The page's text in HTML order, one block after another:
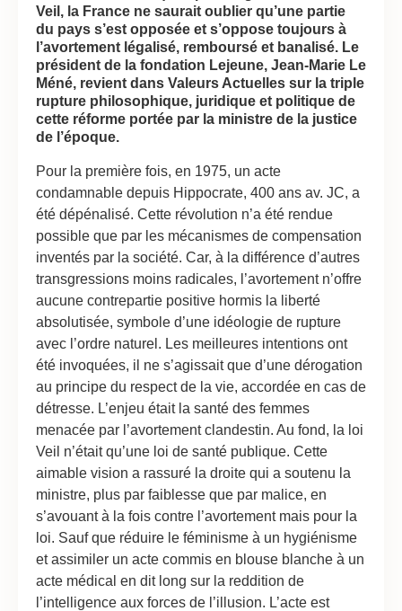
Veil, la France ne saurait oublier qu’une partie
du pays s’est opposée et s’oppose toujours à
l’avortement légalisé, remboursé et banalisé. Le
président de la fondation Lejeune, Jean-Marie Le
Méné, revient dans Valeurs Actuelles sur la triple
rupture philosophique, juridique et politique de
cette réforme portée par la ministre de la justice
de l’époque.
Pour la première fois, en 1975, un acte
condamnable depuis Hippocrate, 400 ans av. JC, a
été dépénalisé. Cette révolution n’a été rendue
possible que par les mécanismes de compensation
inventés par la société. Car, à la différence d’autres
transgressions moins radicales, l’avortement n’offre
aucune contrepartie positive hormis la liberté
absolutisée, symbole d’une idéologie de rupture
avec l’ordre naturel. Les meilleures intentions ont
été invoquées, il ne s’agissait que d’une dérogation
au principe du respect de la vie, accordée en cas de
détresse. L’enjeu était la santé des femmes
menacée par l’avortement clandestin. Au fond, la loi
Veil n’était qu’une loi de santé publique. Cette
aimable vision a rassuré la droite qui a soutenu la
ministre, plus par faiblesse que par malice, en
s’avouant à la fois contre l’avortement mais pour la
loi. Sauf que réduire le féminisme à un hygiénisme
et assimiler un acte commis en blouse blanche à un
acte médical en dit long sur la reddition de
l’intelligence aux forces de l’illusion. L’acte est